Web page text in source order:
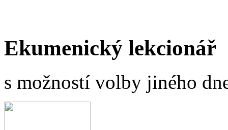
Ekumenický lekcionář
s možností volby jiného